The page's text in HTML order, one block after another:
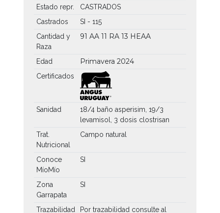
Estado repr.
CASTRADOS
Castrados
SI - 115
Cantidad y
Raza
91 AA 11 RA 13 HEAA
Edad Primavera 2024
Certificados
Sanidad
18/4 baño asperisim, 19/3
levamisol, 3 dosis clostrisan
Trat.
Nutricional
Campo natural
Conoce
MíoMío
SI
Zona
Garrapata
SI
Trazabilidad Por trazabilidad consulte al